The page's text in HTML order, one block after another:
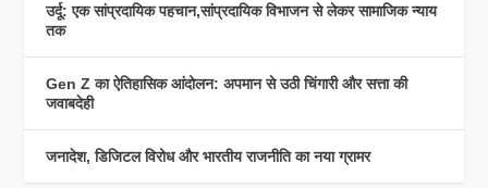
उर्दू: एक सांप्रदायिक पहचान,सांप्रदायिक विभाजन से लेकर सामाजिक न्याय
तक
Gen Z का ऐतिहासिक आंदोलन: अपमान से उठी चिंगारी और सत्ता की
जवाबदेही
जनादेश, डिजिटल विरोध और भारतीय राजनीति का नया ग्रामर